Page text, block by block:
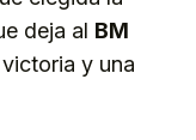
deja al BM
y una